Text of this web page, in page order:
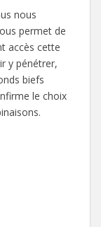
nous
permet de
accès cette
y pénétrer,
biefs
le choix